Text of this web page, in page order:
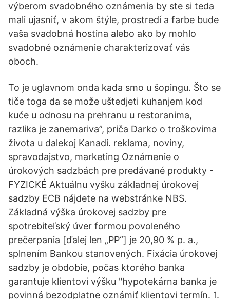
výberom svadobného oznámenia by ste si teda
mali ujasniť, v akom štýle, prostredí a farbe bude
vaša svadobná hostina alebo ako by mohlo
svadobné oznámenie charakterizovať vás
oboch.
To je uglavnom onda kada smo u šopingu. Što se
tiče toga da se može uštedjeti kuhanjem kod
kuće u odnosu na prehranu u restoranima,
razlika je zanemariva”, priča Darko o troškovima
života u dalekoj Kanadi. reklama, noviny,
spravodajstvo, marketing Oznámenie o
úrokových sadzbách pre predávané produkty -
FYZICKÉ Aktuálnu vyšku základnej úrokovej
sadzby ECB nájdete na webstránke NBS.
Základná výška úrokovej sadzby pre
spotrebiteľský úver formou povoleného
prečerpania [ďalej len „PP“] je 20,90 % p. a.,
splnením Bankou stanovených. Fixácia úrokovej
sadzby je obdobie, počas ktorého banka
garantuje klientovi výšku "hypotekárna banka je
povinná bezodplatne oznámiť klientovi termín. 1.